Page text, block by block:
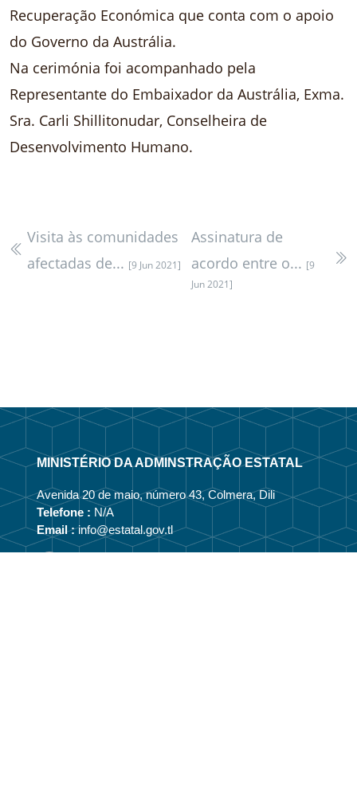
Recuperação Económica que conta com o apoio
do Governo da Austrália.
Na cerimónia foi acompanhado pela
Representante do Embaixador da Austrália, Exma.
Sra. Carli Shillitonudar, Conselheira de
Desenvolvimento Humano.
Visita às comunidades
afectadas de... [9 Jun 2021]
Assinatura de
acordo entre o... [9
Jun 2021]
MINISTÉRIO DA ADMINSTRAÇÃO ESTATAL
Avenida 20 de maio, número 43, Colmera, Dili
Telefone : N/A
Email :info@estatal.gov.tl